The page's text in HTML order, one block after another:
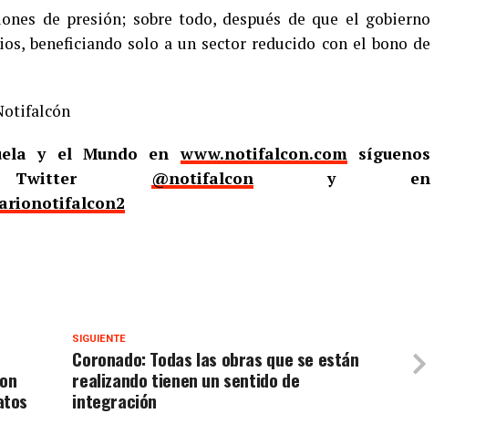
de presión; sobre todo, después de que el gobierno
beneficiando solo a un sector reducido con el bono de
y el Mundo enwww.notifalcon.comsíguenos
@notifalcony en
SIGUIENTE
Coronado: Todas las obras que se están
realizando tienen un sentido de
integración